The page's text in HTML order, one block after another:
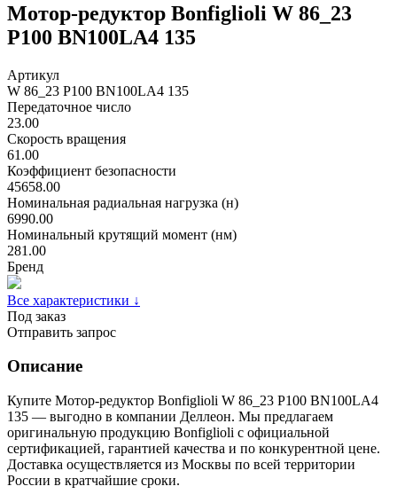
Мотор-редуктор Bonfiglioli W 86_23
P100 BN100LA4 135
Артикул
W 86_23 P100 BN100LA4 135
Передаточное число
23.00
Скорость вращения
61.00
Коэффициент безопасности
45658.00
Номинальная радиальная нагрузка (н)
6990.00
Номинальный крутящий момент (нм)
281.00
Бренд
Все характеристики ↓
Под заказ
Отправить запрос
Описание
Купите Мотор-редуктор Bonfiglioli W 86_23 P100 BN100LA4
135 — выгодно в компании Деллеон. Мы предлагаем
оригинальную продукцию Bonfiglioli с официальной
сертификацией, гарантией качества и по конкурентной цене.
Доставка осуществляется из Москвы по всей территории
России в кратчайшие сроки.